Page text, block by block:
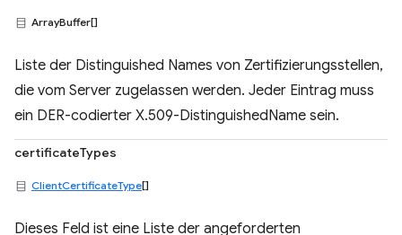
ArrayBuffer[]
Liste der Distinguished Names von Zertifizierungsstellen,
die vom Server zugelassen werden. Jeder Eintrag muss
ein DER-codierter X.509-DistinguishedName sein.
certificateTypes
ClientCertificateType[]
Dieses Feld ist eine Liste der angeforderten